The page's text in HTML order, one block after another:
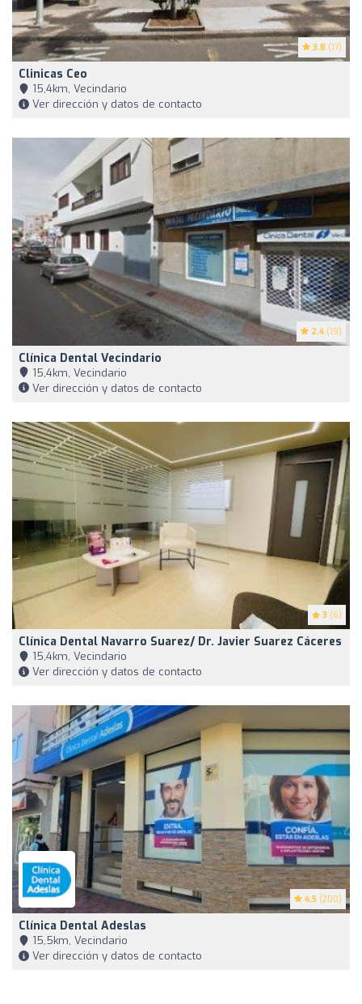
3.8 (17)
Clinicas Ceo
15,4km, Vecindario
Ver dirección y datos de contacto
2.4 (19)
Clínica Dental Vecindario
15,4km, Vecindario
Ver dirección y datos de contacto
3 (6)
Clínica Dental Navarro Suarez/ Dr. Javier Suarez Cáceres
15,4km, Vecindario
Ver dirección y datos de contacto
4.5 (200)
Clínica Dental Adeslas
15,5km, Vecindario
Ver dirección y datos de contacto